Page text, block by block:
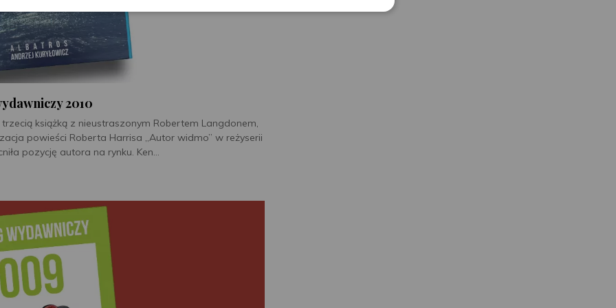
2010
książką z nieustraszonym Robertem Langdonem,
powieści Roberta Harrisa „Autor widmo” w reżyserii
pozycję autora na rynku. Ken...